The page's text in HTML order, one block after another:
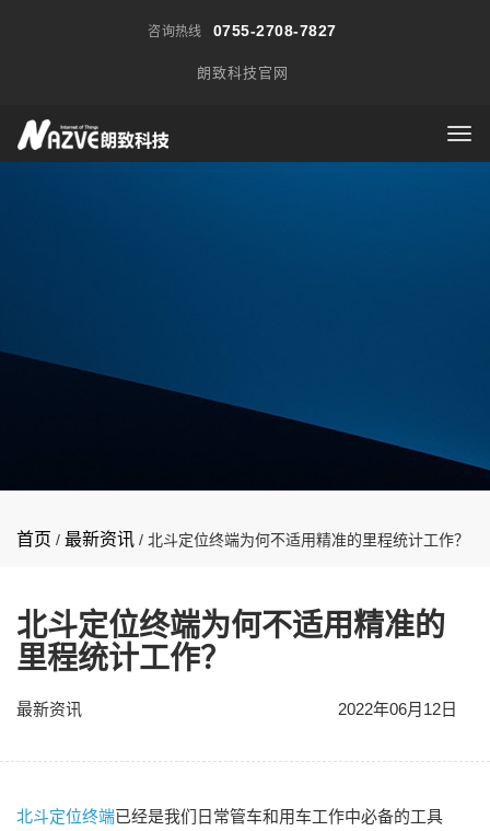
咨询热线 0755-2708-7827
朗致科技官网
首页 / 最新资讯 / 北斗定位终端为何不适用精准的里程统计工作？
北斗定位终端为何不适用精准的
里程统计工作？
最新资讯 2022年06月12日
北斗定位终端已经是我们日常管车和用车工作中必备的工具